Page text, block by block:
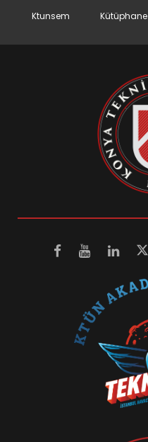
Ktunsem Kütüphane